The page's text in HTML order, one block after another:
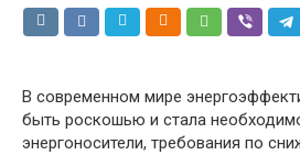
В современном мире
быть роскошью и стала
энергоносители, требования по